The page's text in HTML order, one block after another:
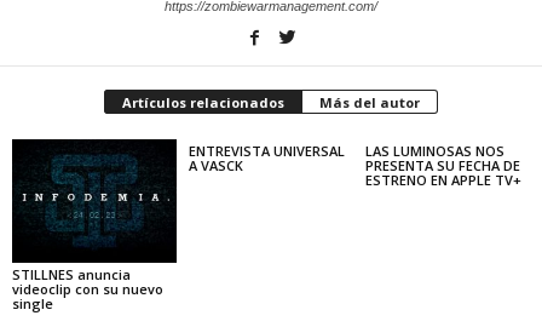
https://zombiewarmanagement.com/
Artículos relacionados Más del autor
STILLNES anuncia
videoclip con su nuevo
single
ENTREVISTA UNIVERSAL
A VASCK
LAS LUMINOSAS NOS
PRESENTA SU FECHA DE
ESTRENO EN APPLE TV+